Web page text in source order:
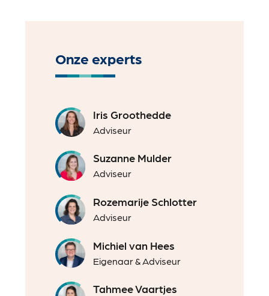
Onze experts
Iris Groothedde
Adviseur
Suzanne Mulder
Adviseur
Rozemarije Schlotter
Adviseur
Michiel van Hees
Eigenaar & Adviseur
Tahmee Vaartjes